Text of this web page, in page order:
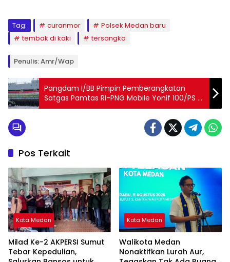
Tag: curanmor
Polsek Medan baru
tembak di kaki
tersangka
Penulis: Amr/wap
Pangdam I/BB Pimpin Pemberangkatan
Satgas Pamtas RI-PNG Mobile Yonif 100/PS di
Belawan
Pos Terkait
Kota Medan
Milad Ke-2 AKPERSI Sumut
Tebar Kepedulian,
Kota Medan
Walikota Medan
Nonaktifkan Lurah Aur,